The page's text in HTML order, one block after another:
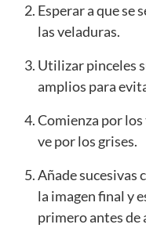
Esperar a que se
las veladuras.
Utilizar pinceles
amplios para
Comienza por
ve por los grises.
Añade sucesivas
la imagen final y
primero antes de